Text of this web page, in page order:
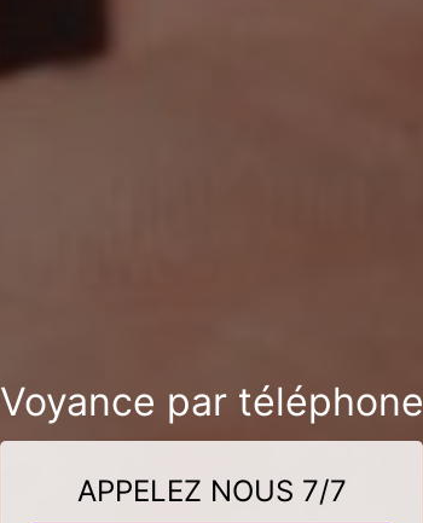
Voyance par téléphone
APPELEZ NOUS 7/7